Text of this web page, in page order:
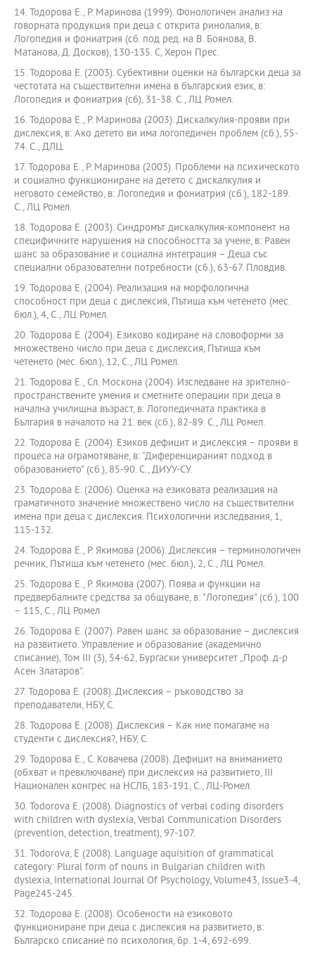
14. Тодорова Е., Р. Маринова (1999). Фонологичен анализ на
говорната продукция при деца с открита ринолалия, в:
Логопедия и фониатрия (сб. под ред. на В. Боянова, В.
Матанова, Д. Досков), 130-135. С, Херон Прес.
15. Тодорова Е. (2003). Субективни оценки на български деца за
честотата на съществителни имена в българския език, в:
Логопедия и фониатрия (сб), 31-38. С., ЛЦ Ромел.
16. Тодорова Е., Р. Маринова (2003). Дискалкулия-прояви при
дислексия, в: Ако детето ви има логопедичен проблем (сб.), 55-
74. С., ДЛЦ.
17. Тодорова Е., Р. Маринова (2003). Проблеми на психическото
и социално функциониране на детето с дискалкулия и
неговото семейство, в: Логопедия и фониатрия (сб.), 182-189.
С., ЛЦ Ромел.
18. Тодорова Е. (2003). Синдромът дискалкулия-компонент на
специфичните нарушения на способността за учене, в: Равен
шанс за образование и социална интеграция – Деца със
специални образователни потребности (сб.), 63-67. Пловдив.
19. Тодорова Е. (2004). Реализация на морфологична
способност при деца с дислексия, Пътища към четенето (мес.
бюл.), 4, С., ЛЦ Ромел.
20. Тодорова Е. (2004). Езиково кодиране на словоформи за
множествено число при деца с дислексия, Пътища към
четенето (мес. бюл.), 12, С., ЛЦ Ромел.
21. Тодорова Е., Сл. Москона (2004). Изследване на зрително-
пространствените умения и сметните операции при деца в
начална училищна възраст, в: Логопедичната практика в
България в началото на 21. век (сб.), 82-89. С., ЛЦ Ромел.
22. Тодорова Е. (2004). Езиков дефицит и дислексия – прояви в
процеса на ограмотяване, в: “Диференцираният подход в
образованието” (сб.), 85-90. С., ДИУУ-СУ.
23. Тодорова Е. (2006). Оценка на езиковата реализация на
граматичното значение множествено число на съществителни
имена при деца с дислексия. Психологични изследвания, 1,
115-132.
24. Тодорова Е., Р. Якимова (2006). Дислексия – терминологичен
речник, Пътища към четенето (мес. бюл.), 2, С., ЛЦ Ромел.
25. Тодорова Е., Р. Якимова (2007). Поява и функции на
предвербалните средства за общуване, в: "Логопедия" (сб.), 100
– 115, С., ЛЦ Ромел
26. Тодорова Е. (2007). Равен шанс за образование – дислексия
на развитието. Управление и образование (академично
списание), Том ІІІ (3), 54-62, Бургаски университет „Проф. д-р
Асен Златаров”.
27. Тодорова Е. (2008). Дислексия – ръководство за
преподаватели, НБУ, С.
28. Тодорова Е. (2008). Дислексия – Как ние помагаме на
студенти с дислексия?, НБУ, С.
29. Тодорова Е., С. Ковачева (2008). Дефицит на вниманието
(обхват и превключване) при дислексия на развитието, ІІІ
Национален конгрес на НСЛБ, 183-191, С., ЛЦ-Ромел.
30. Todorova E. (2008). Diagnostics of verbal coding disorders
with children with dyslexia, Verbal Communication Disorders
(prevention, detection, treatment), 97-107.
31. Todorova, E (2008). Language aquisition of grammatical
category: Plural form of nouns in Bulgarian children with
dyslexia, International Journal Of Psychology, Volume43, Issue3-4,
Page245-245.
32. Тодорова Е. (2008). Особености на езиковото
функциониране при деца с дислексия на развитието, в:
Българско списание по психология, бр. 1-4, 692-699.